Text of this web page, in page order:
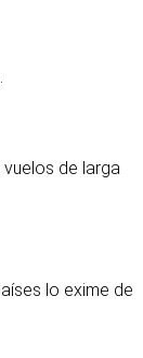
de larga
lo exime de